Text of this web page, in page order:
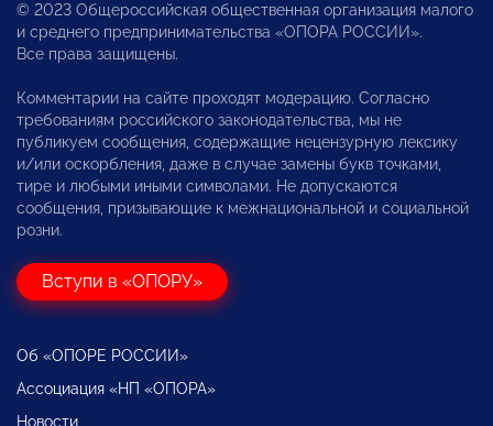
© 2023 Общероссийская общественная организация малого
и среднего предпринимательства «ОПОРА РОССИИ».
Все права защищены.
Комментарии на сайте проходят модерацию. Согласно
требованиям российского законодательства, мы не
публикуем сообщения, содержащие нецензурную лексику
и/или оскорбления, даже в случае замены букв точками,
тире и любыми иными символами. Не допускаются
сообщения, призывающие к межнациональной и социальной
розни.
Вступи в «ОПОРУ»
Об «ОПОРЕ РОССИИ»
Ассоциация «НП «ОПОРА»
Новости